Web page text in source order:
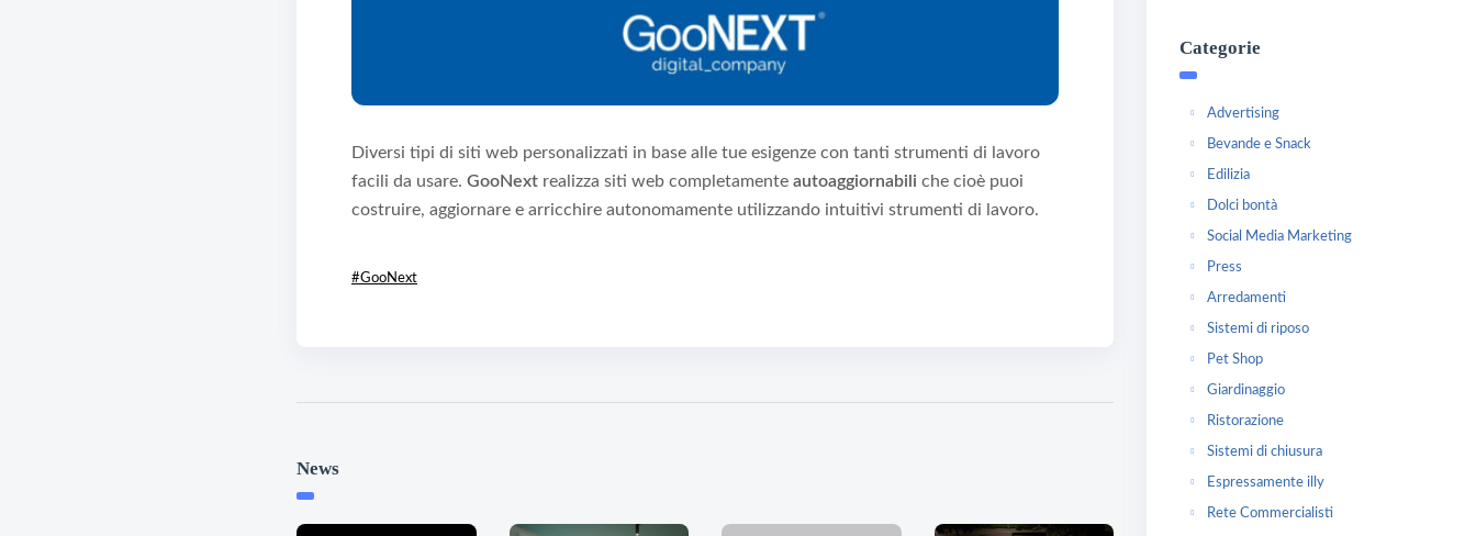
Diversi tipi di siti web personalizzati in base alle tue esigenze con tanti strumenti di lavoro
facili da usare. GooNext realizza siti web completamente autoaggiornabili che cioè puoi
costruire, aggiornare e arricchire autonomamente utilizzando intuitivi strumenti di lavoro.
#GooNext
News
Categorie
Advertising
Bevande e Snack
Edilizia
Dolci bontà
Social Media Marketing
Press
Arredamenti
Sistemi di riposo
Pet Shop
Giardinaggio
Ristorazione
Sistemi di chiusura
Espressamente illy
Rete Commercialisti